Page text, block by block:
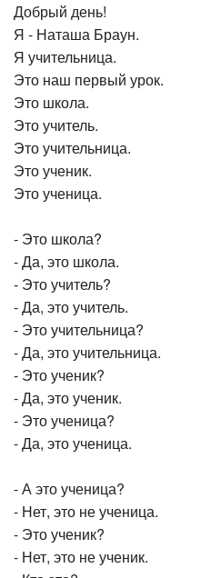
Добрый день!
Я - Наташа Браун.
Я учительница.
Это наш первый урок.
Это школа.
Это учитель.
Это учительница.
Это ученик.
Это ученица.
- Это школа?
- Да, это школа.
- Это учитель?
- Да, это учитель.
- Это учительница?
- Да, это учительница.
- Это ученик?
- Да, это ученик.
- Это ученица?
- Да, это ученица.
- А это ученица?
- Нет, это не ученица.
- Это ученик?
- Нет, это не ученик.